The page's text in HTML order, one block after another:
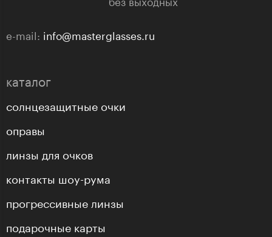
e-mail: info@masterglasses.ru
каталог
солнцезащитные очки
оправы
линзы для очков
контакты шоу-рума
прогрессивные линзы
подарочные карты